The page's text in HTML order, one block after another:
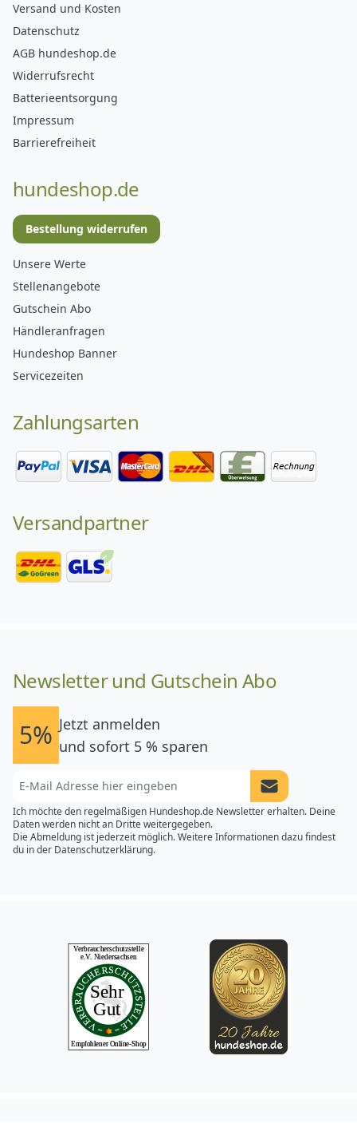
Versand und Kosten
Datenschutz
AGB hundeshop.de
Widerrufsrecht
Batterieentsorgung
Impressum
Barrierefreiheit
hundeshop.de
Bestellung widerrufen
Unsere Werte
Stellenangebote
Gutschein Abo
Händleranfragen
Hundeshop Banner
Servicezeiten
Zahlungsarten
Versandpartner
Newsletter und Gutschein Abo
5% Jetzt anmelden
und sofort 5 % sparen
Newsletter
Ich möchte den regelmäßigen Hundeshop.de Newsletter erhalten. Deine
Daten werden nicht an Dritte weitergegeben.
Die Abmeldung ist jederzeit möglich. Weitere Informationen dazu findest
du in der Datenschutzerklärung.